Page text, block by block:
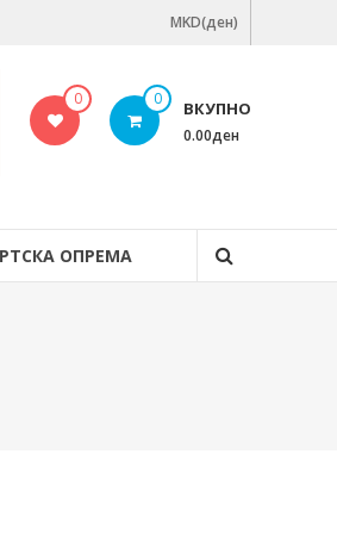
MKD(ден)
0 0 ВКУПНО
0.00ден
ОПРЕМА